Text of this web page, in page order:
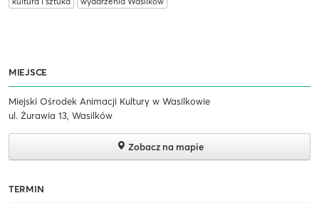
MIEJSCE
Miejski Ośrodek Animacji Kultury w Wasilkowie
ul. Żurawia 13, Wasilków
Zobacz na mapie
TERMIN